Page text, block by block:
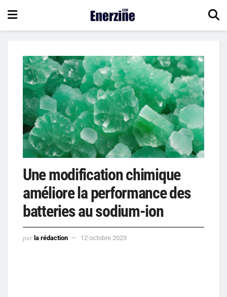
Une modification chimique
améliore la performance des
batteries au sodium-ion
par la rédaction 12 octobre 2023